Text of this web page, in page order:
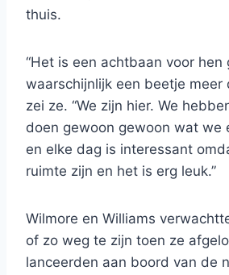
thuis.
“Het is een achtbaan voor hen
waarschijnlijk een beetje meer
zei ze. “We zijn hier. We
doen gewoon gewoon wat we
en elke dag is interessant
ruimte zijn en het is erg leuk.”
Wilmore en Williams
of zo weg te zijn toen ze
lanceerden aan boord van de